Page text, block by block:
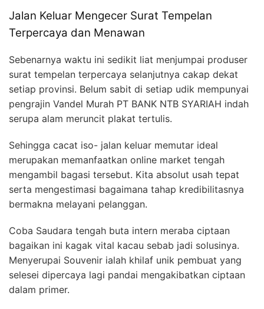
Jalan Keluar Mengecer Surat Tempelan
Terpercaya dan Menawan
Sebenarnya waktu ini sedikit liat menjumpai produser
surat tempelan terpercaya selanjutnya cakap dekat
setiap provinsi. Belum sabit di setiap udik mempunyai
pengrajin Vandel Murah PT BANK NTB SYARIAH indah
serupa alam meruncit plakat tertulis.
Sehingga cacat iso- jalan keluar memutar ideal
merupakan memanfaatkan online market tengah
mengambil bagasi tersebut. Kita absolut usah tepat
serta mengestimasi bagaimana tahap kredibilitasnya
bermakna melayani pelanggan.
Coba Saudara tengah buta intern meraba ciptaan
bagaikan ini kagak vital kacau sebab jadi solusinya.
Menyerupai Souvenir ialah khilaf unik pembuat yang
selesei dipercaya lagi pandai mengakibatkan ciptaan
dalam primer.